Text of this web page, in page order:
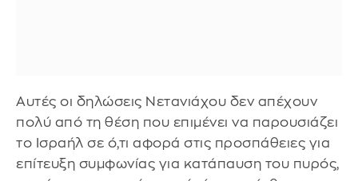
Αυτές οι δηλώσεις Νετανιάχου δεν απέχουν
πολύ από τη θέση που επιμένει να παρουσιάζει
το Ισραήλ σε ό,τι αφορά στις προσπάθειες για
επίτευξη συμφωνίας για κατάπαυση του πυρός,